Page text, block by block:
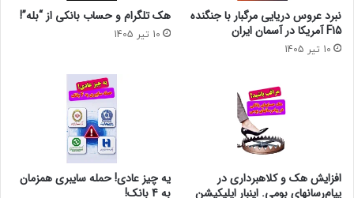
نبرد عروس دریایی مرگبار با جنگنده
F15 آمریکا در آسمان ایران
10 تیر 1405
هک تلگرام و حساب بانکی از “بله”!
10 تیر 1405
افزایش هک و کلاهبرداری در
پیام‌رسانهای بومی. اینبار اپلیکیشن
یه چیز عادی! حمله سایبری همزمان
به 4 بانک!